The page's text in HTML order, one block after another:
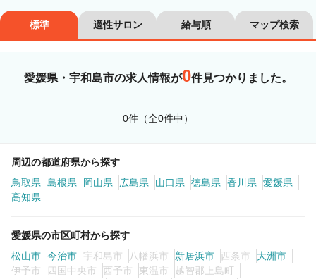
沿線・駅を選択 市区町村を選択
美容師スタイリスト 美容師アシスタント
ヘアメイク・美容部員
ネイリスト エステティシャン
標準 適性サロン 給与順 マップ検索
愛媛県・宇和島市の求人情報が0件見つかりました。
0件（全0件中）
周辺の都道府県から探す
鳥取県
島根県 岡山県 広島県 山口県 徳島県 香川県
愛媛県
高知県
愛媛県の市区町村から探す
松山市 今治市 宇和島市 八幡浜市 新居浜市 西条市
大洲市
伊予市
四国中央市 西予市 東温市
越智郡上島町